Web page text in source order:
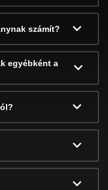
számít?
egyébként a